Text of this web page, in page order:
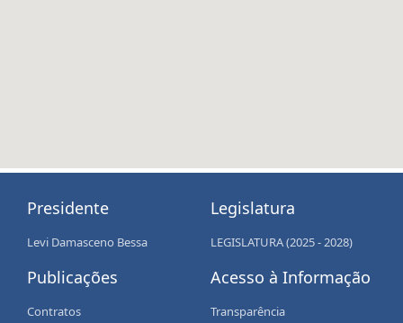
Presidente
Levi Damasceno Bessa
Publicações
Contratos
Legislatura
LEGISLATURA (2025 - 2028)
Acesso à Informação
Transparência